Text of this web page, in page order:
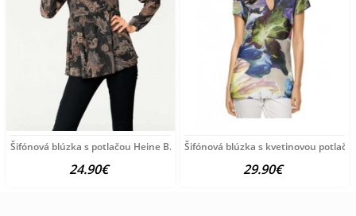
Šifónová blúzka s potlačou Heine B.C., čierno-farebná
24.90€
Šifónová blúzka s kvetinovou
29.90€